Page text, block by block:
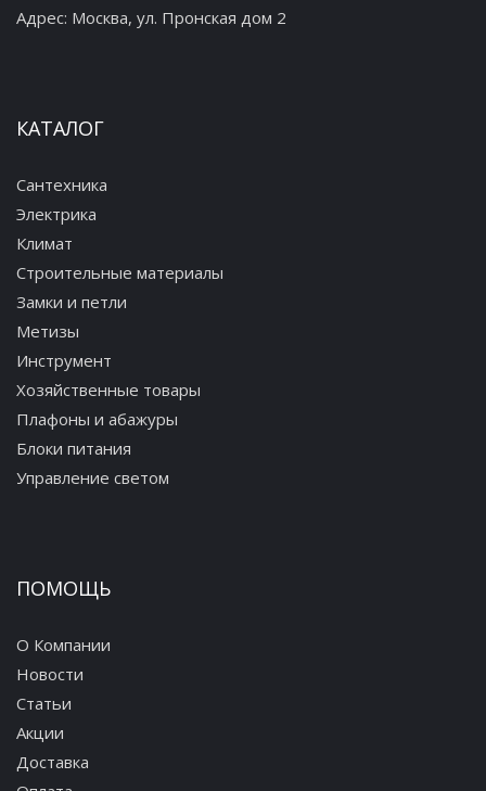
Адрес: Москва, ул. Пронская дом 2
КАТАЛОГ
Сантехника
Электрика
Климат
Строительные материалы
Замки и петли
Метизы
Инструмент
Хозяйственные товары
Плафоны и абажуры
Блоки питания
Управление светом
ПОМОЩЬ
О Компании
Новости
Статьи
Акции
Доставка